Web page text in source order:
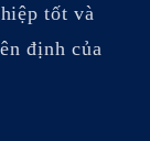
tốt và
định của